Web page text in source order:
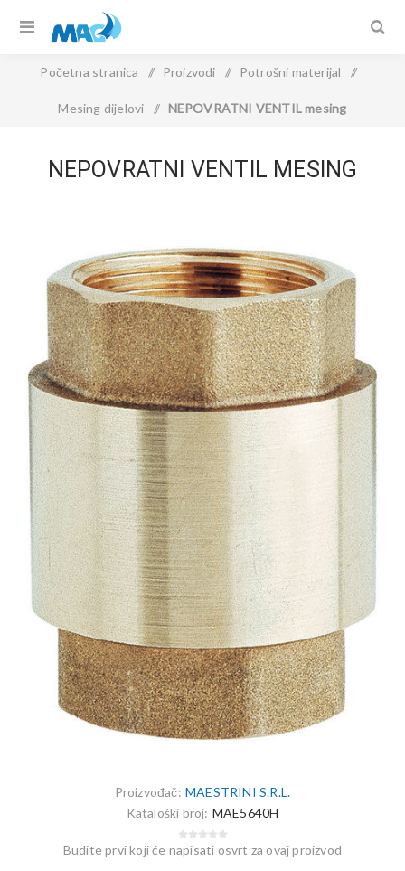
Početna stranica / Proizvodi / Potrošni materijal /
Mesing dijelovi / NEPOVRATNI VENTIL mesing
NEPOVRATNI VENTIL MESING
Proizvođač: MAESTRINI S.R.L.
Kataloški broj: MAE5640H
Budite prvi koji će napisati osvrt za ovaj proizvod